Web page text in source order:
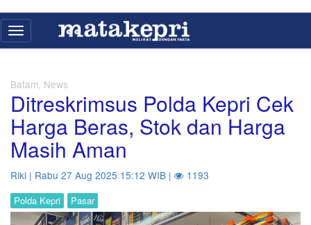
Toggle
navigation
Batam, News
Ditreskrimsus Polda Kepri Cek
Harga Beras, Stok dan Harga
Masih Aman
Riki | Rabu 27 Aug 2025 15:12 WIB | 1193
Polda Kepri Pasar